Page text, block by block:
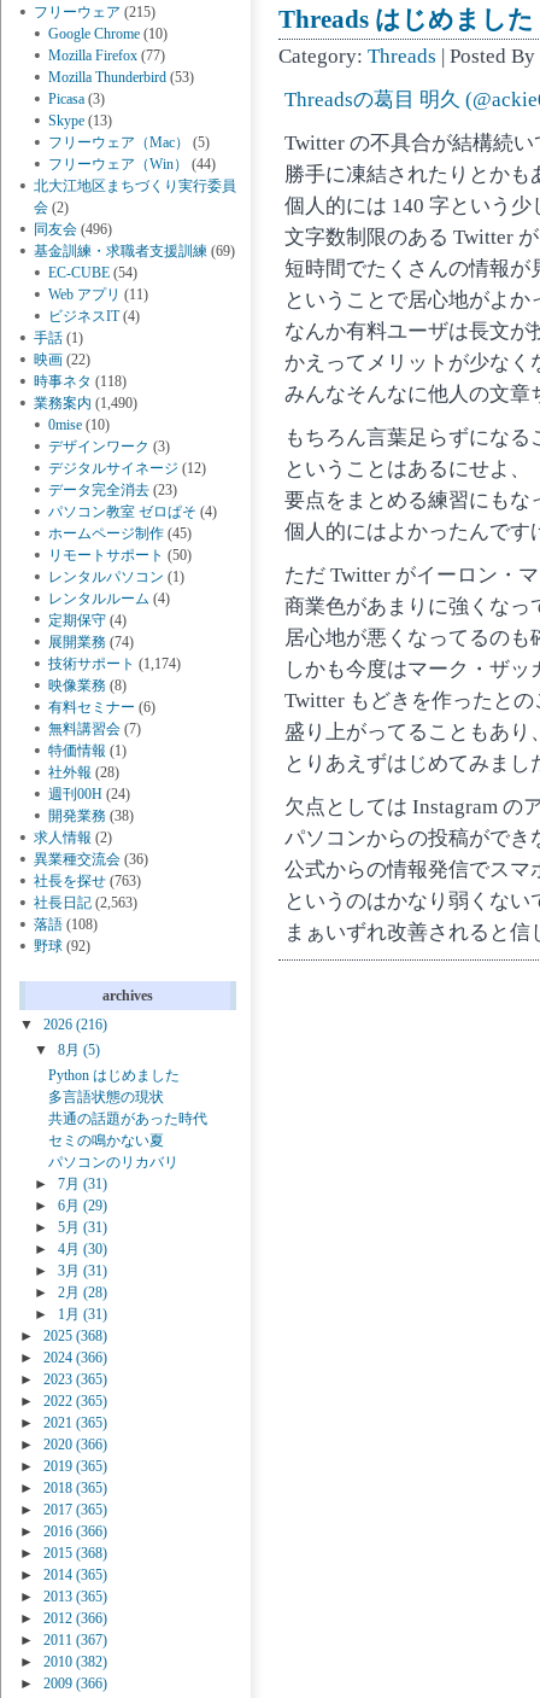
フリーウェア (215)
Google Chrome (10)
Mozilla Firefox (77)
Mozilla Thunderbird (53)
Picasa (3)
Skype (13)
フリーウェア（Mac）
(5)
フリーウェア（Win）
(44)
北大江地区まちづくり実行委員
会 (2)
同友会 (496)
基金訓練・求職者支援訓練 (69)
EC-CUBE (54)
Web アプリ (11)
ビジネスIT(4)
手話 (1)
映画 (22)
時事ネタ (118)
業務案内 (1,490)
0mise (10)
デザインワーク (3)
デジタルサイネージ (12)
データ完全消去 (23)
パソコン教室 ゼロぱそ (4)
ホームページ制作 (45)
リモートサポート (50)
レンタルパソコン (1)
レンタルルーム (4)
定期保守 (4)
展開業務 (74)
技術サポート (1,174)
映像業務 (8)
有料セミナー (6)
無料講習会 (7)
特価情報 (1)
社外報 (28)
週刊00H (24)
開発業務 (38)
求人情報 (2)
異業種交流会 (36)
社長を探せ (763)
社長日記 (2,563)
落語 (108)
野球 (92)
archives
▼
2026 (216)
▼
8月 (5)
Python はじめました
多言語状態の現状
共通の話題があった時代
セミの鳴かない夏
パソコンのリカバリ
►
7月 (31)
►
6月 (29)
►
5月 (31)
►
4月 (30)
►
3月 (31)
►
2月 (28)
►
1月 (31)
►
2025 (368)
►
2024 (366)
►
2023 (365)
►
2022 (365)
►
2021 (365)
►
2020 (366)
►
2019 (365)
►
2018 (365)
►
2017 (365)
►
2016 (366)
►
2015 (368)
►
2014 (365)
►
2013 (365)
►
2012 (366)
►
2011 (367)
►
2010 (382)
►
2009 (366)
Threads はじめました
Category: Threads | Posted By
Threadsの葛目 明久
Twitter の不具合が結構続
勝手に凍結されたりとかも
個人的には 140 字という少
文字数制限のある Twitter
短時間でたくさんの情報
ということで居心地がよか
なんか有料ユーザは長文が
かえってメリットが少な
みんなそんなに他人の文章
もちろん言葉足らずにな
ということはあるにせよ、
要点をまとめる練習にもな
個人的にはよかったんです
ただ Twitter がイーロン・
商業色があまりに強くなっ
居心地が悪くなってるのも
しかも今度はマーク・ザッ
Twitter もどきを作ったとの
盛り上がってることもあり
とりあえずはじめてみまし
欠点としては Instagram の
パソコンからの投稿がで
公式からの情報発信でス
というのはかなり弱くない
まぁいずれ改善されると